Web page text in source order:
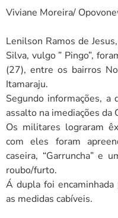
Viviane Moreira/
Lenilson Ramos de
Silva, vulgo ” Pingo”,
(27), entre os bairros
Itamaraju.
Segundo informações,
assalto na imediações da
Os militares lograram
com eles foram
caseira, “Garruncha” e
roubo/furto.
Á dupla foi
as medidas cabíveis.